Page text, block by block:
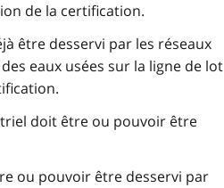
de la certification.
être desservi par les réseaux
eaux usées sur la ligne de lot
doit être ou pouvoir être
ou pouvoir être desservi par